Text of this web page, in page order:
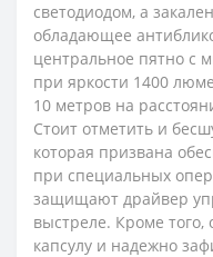
светодиодом, а
обладающее
центральное пятно с
при яркости 1400
10 метров на
Стоит отметить и
которая призвана
при специальных
защищают драйвер
выстреле. Кроме
капсулу и надежно